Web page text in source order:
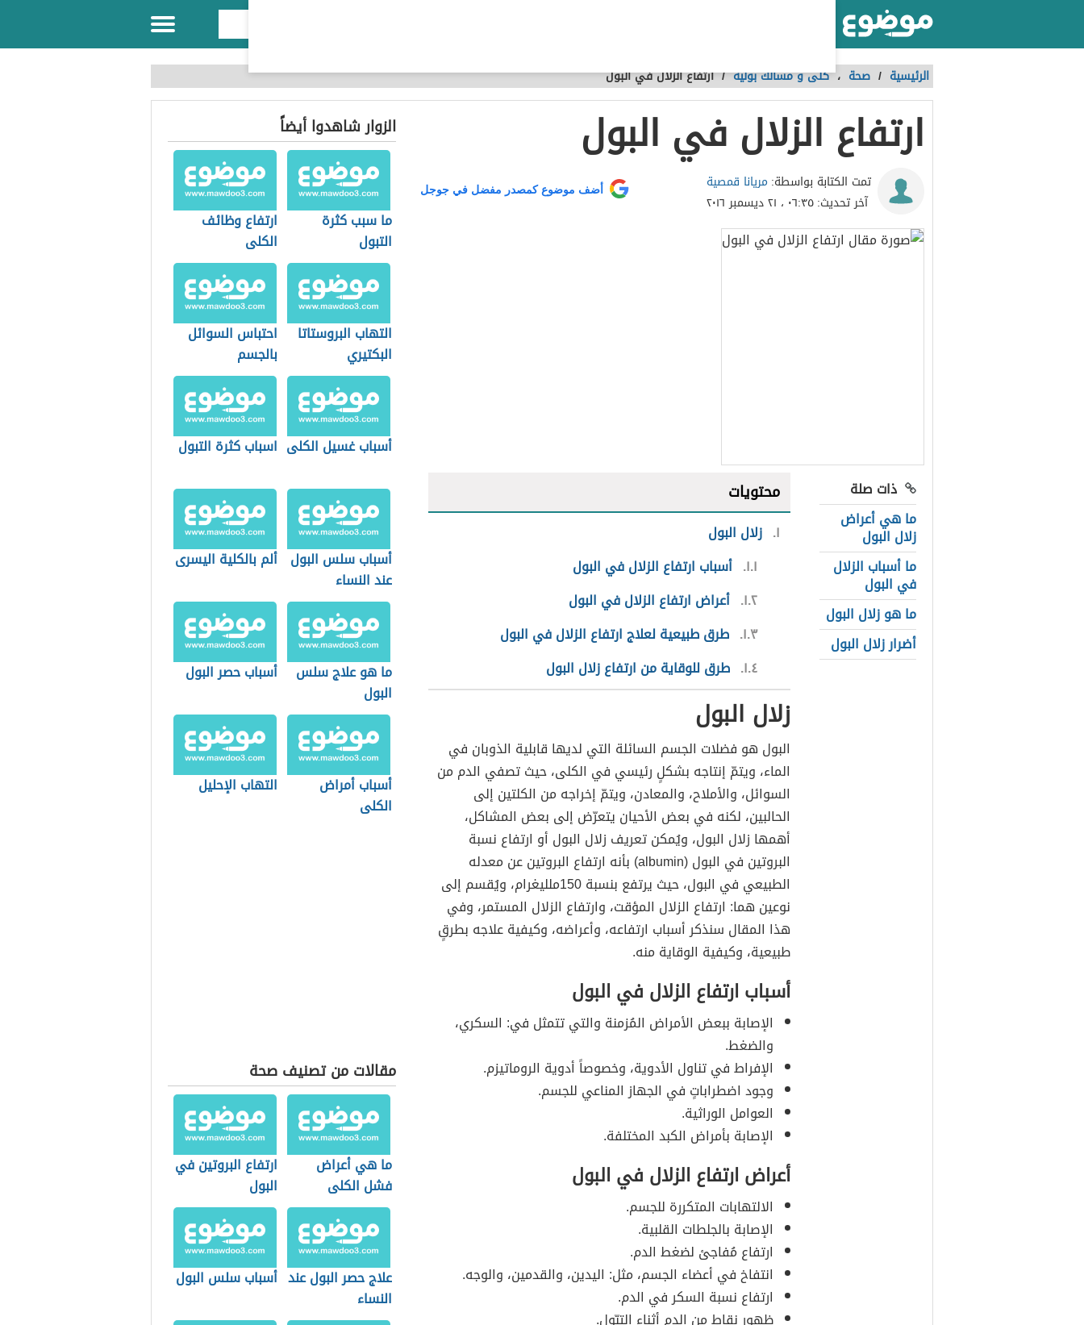
الرئيسية / صحة ،كلى و مسالك بولية /ارتفاع الزلال في البول
ارتفاع الزلال في البول
تمت الكتابة بواسطة: مريانا قمصية
آخر تحديث:٠٦:٣٥ ، ٢١ ديسمبر ٢٠١٦
أضف موضوع كمصدر مفضل في جوجل
ذات صلة
ما هي أعراض
زلال البول
ما أسباب الزلال
في البول
ما هو زلال البول
أضرار زلال البول
محتويات
١ زلال البول
١.١ أسباب ارتفاع الزلال في البول
١.٢ أعراض ارتفاع الزلال في البول
١.٣ طرق طبيعية لعلاج ارتفاع الزلال في البول
١.٤ طرق للوقاية من ارتفاع زلال البول
زلال البول
البول هو فضلات الجسم السائلة التي لديها قابلية الذوبان في
الماء، ويتمّ إنتاجه بشكلٍ رئيسي في الكلى، حيث تصفي الدم من
السوائل، والأملاح، والمعادن، ويتمّ إخراجه من الكلتين إلى
الحالبين، لكنه في بعض الأحيان يتعرّض إلى بعض المشاكل،
أهمها زلال البول، ويُمكن تعريف زلال البول أو ارتفاع نسبة
البروتين في البول (albumin) بأنه ارتفاع البروتين عن معدله
الطبيعي في البول، حيث يرتفع بنسبة 150ملليغرام، ويُقسم إلى
نوعين هما: ارتفاع الزلال المؤقت، وارتفاع الزلال المستمر، وفي
هذا المقال سنذكر أسباب ارتفاعه، وأعراضه، وكيفية علاجه بطرقٍ
طبيعية، وكيفية الوقاية منه.
أسباب ارتفاع الزلال في البول
الإصابة ببعض الأمراض المُزمنة والتي تتمثل في: السكري،
والضغط.
الإفراط في تناول الأدوية، وخصوصاً أدوية الروماتيزم.
وجود اضطراباتٍ في الجهاز المناعي للجسم.
العوامل الوراثية.
الإصابة بأمراض الكبد المختلفة.
أعراض ارتفاع الزلال في البول
الالتهابات المتكررة للجسم.
الإصابة بالجلطات القلبية.
ارتفاع مُفاجئ لضغط الدم.
انتفاخ في أعضاء الجسم، مثل: اليدين، والقدمين، والوجه.
ارتفاع نسبة السكر في الدم.
ظهور نقاطٍ من الدم أثناء التبّول.
الزوار شاهدوا أيضاً
ما سبب كثرة
التبول
ارتفاع وظائف
الكلى
التهاب البروستاتا
البكتيري
احتباس السوائل
بالجسم
أسباب غسيل الكلى اسباب كثرة التبول
أسباب سلس البول
عند النساء
ألم بالكلية اليسرى
ما هو علاج سلس
البول
أسباب حصر البول
أسباب أمراض
الكلى
التهاب الإحليل
مقالات من تصنيف صحة
ما هي أعراض
فشل الكلى
ارتفاع البروتين في
البول
علاج حصر البول عند
النساء
أسباب سلس البول